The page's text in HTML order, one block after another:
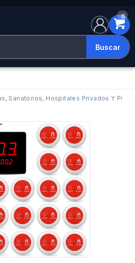
Buscar
0
Sanatorios, Hospitales Privados Y